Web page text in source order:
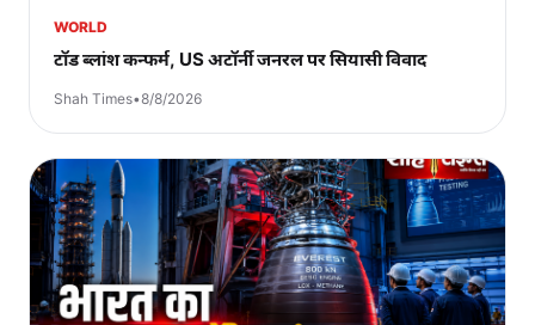
WORLD
टॉड ब्लांश कन्फर्म, US अटॉर्नी जनरल पर सियासी विवाद
Shah Times•8/8/2026